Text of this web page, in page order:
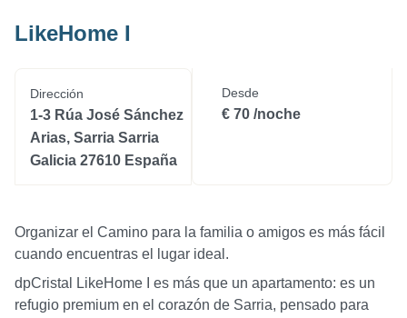
LikeHome I
Dirección
1-3 Rúa José Sánchez
Arias, Sarria Sarria
Galicia 27610 España
Desde
€ 70 /noche
Organizar el Camino para la familia o amigos es más fácil
cuando encuentras el lugar ideal.
dpCristal LikeHome I es más que un apartamento: es un
refugio premium en el corazón de Sarria, pensado para